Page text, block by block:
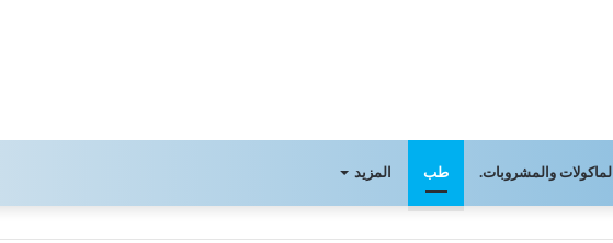
الماكولات والمشروبات. طب المزيد